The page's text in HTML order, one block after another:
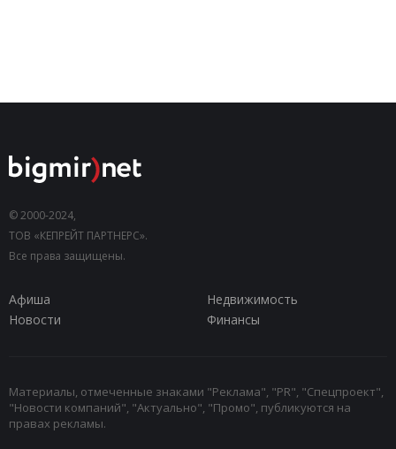
© 2000-2024,
ТОВ «КЕПРЕЙТ ПАРТНЕРС».
Все права защищены.
Афиша
Недвижимость
Новости
Финансы
Материалы, отмеченные знаками "Реклама", "PR", "Спецпроект",
"Новости компаний", "Актуально", "Промо", публикуются на
правах рекламы.